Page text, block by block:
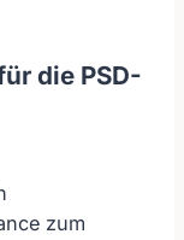
die PSD-
zum